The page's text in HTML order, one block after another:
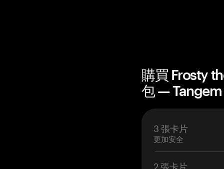
購買 Frosty
包 — Tangem
3 張卡片
更加安全
2 張卡片